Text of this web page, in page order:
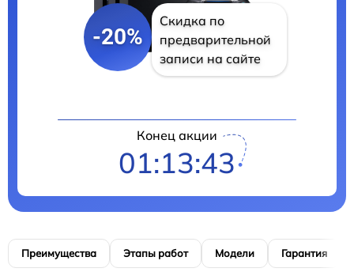
-20%
Скидка по
предварительной
записи на сайте
Конец акции
01:13:42
Преимущества Этапы работ Модели Гарантия